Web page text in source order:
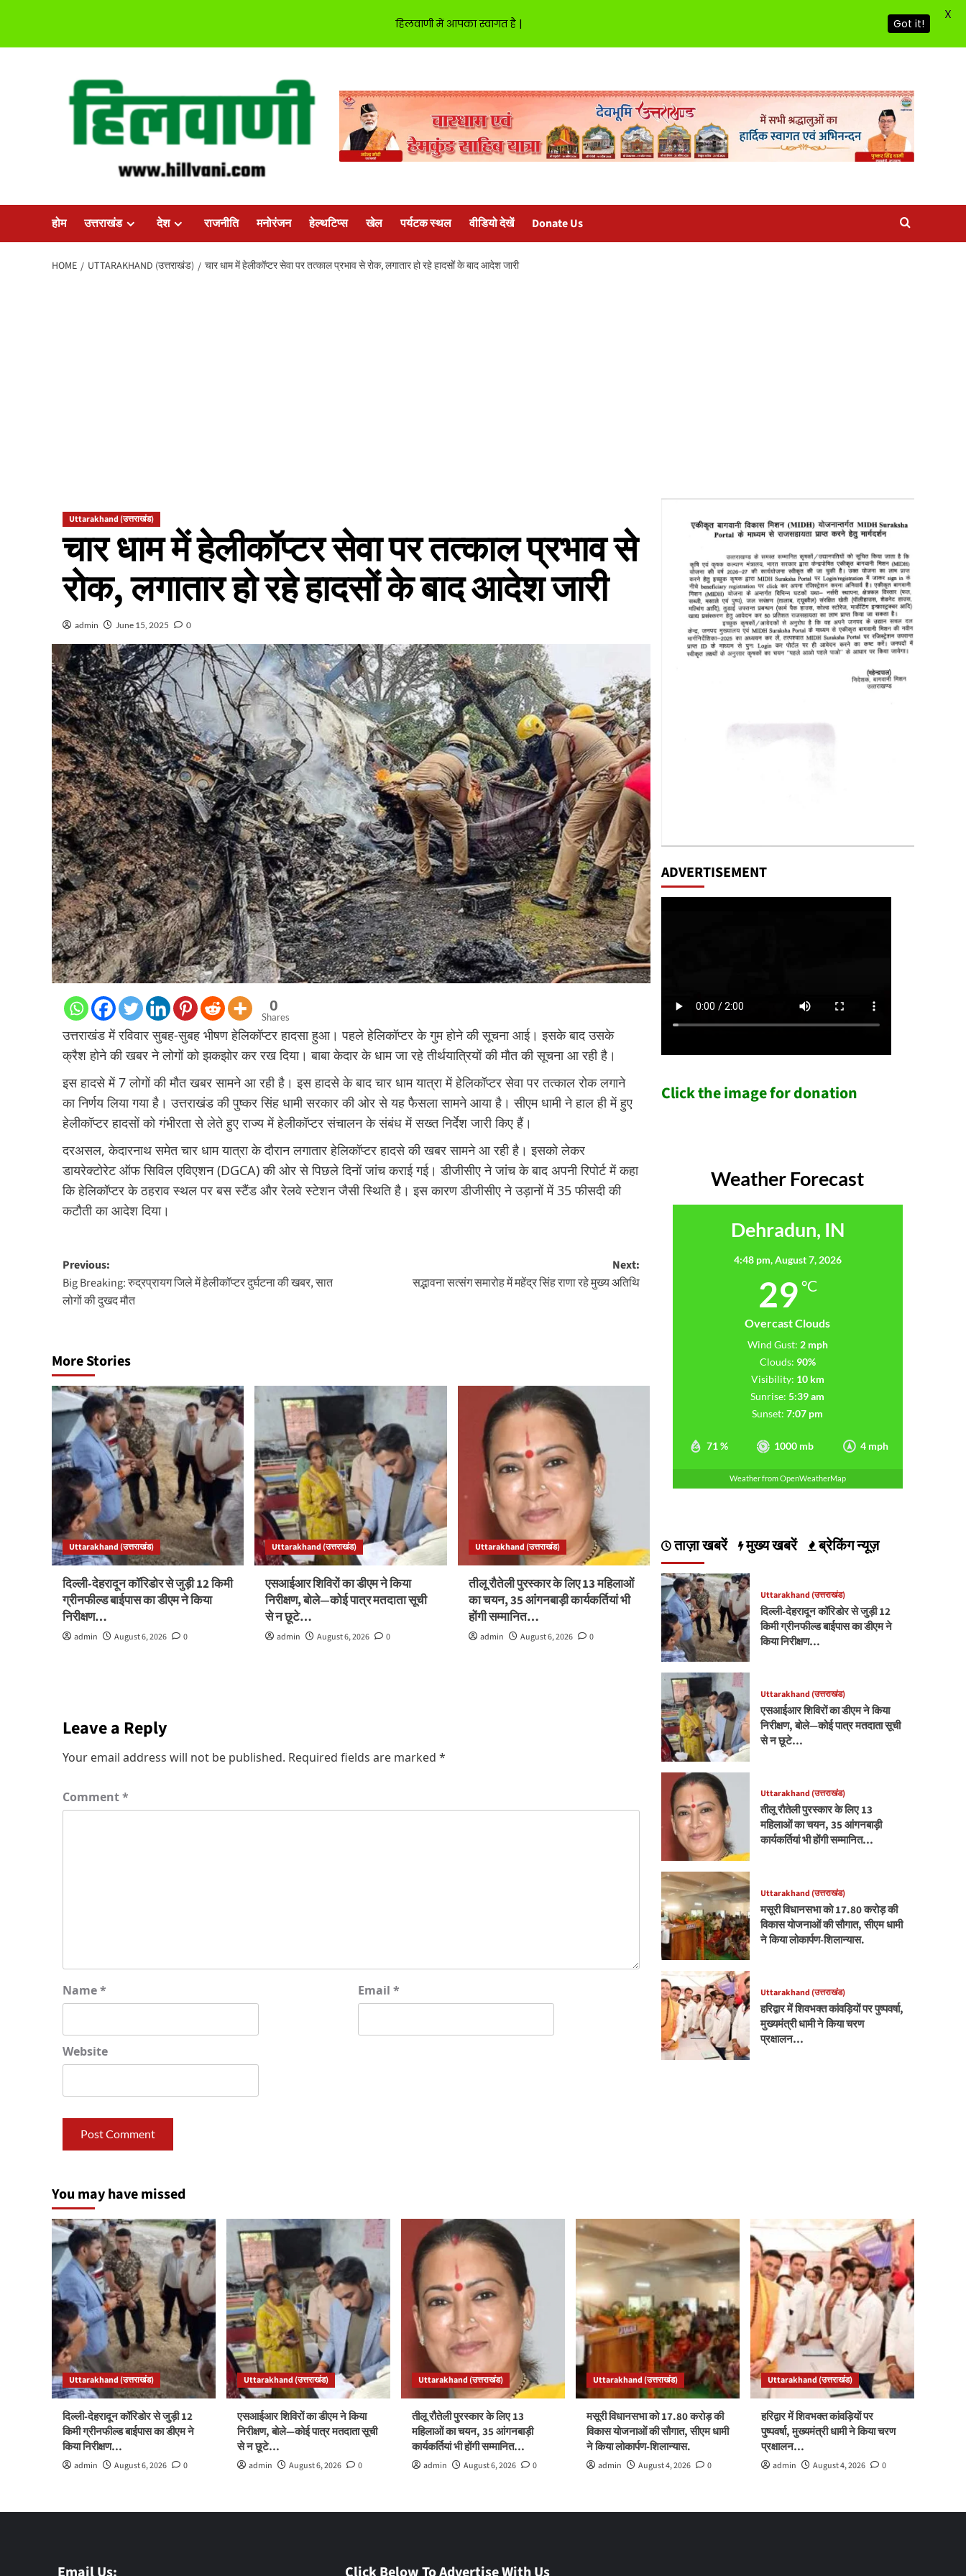
होम उत्तराखंड देश राजनीति मनोरंजन हेल्थटिप्स खेल पर्यटक स्थल वीडियो देखें Donate Us
HOME UTTARAKHAND (उत्तराखंड) चार धाम में हेलीकॉप्टर सेवा पर तत्काल प्रभाव से रोक, लगातार हो रहे हादसों के बाद आदेश जारी
Uttarakhand (उत्तराखंड)
चार धाम में हेलीकॉप्टर सेवा पर तत्काल प्रभाव से
रोक, लगातार हो रहे हादसों के बाद आदेश जारी
admin June 15, 2025 0
0
Shares
उत्तराखंड में रविवार सुबह-सुबह भीषण हेलिकॉप्टर हादसा हुआ। पहले हेलिकॉप्टर के गुम होने की सूचना आई। इसके बाद उसके
क्रैश होने की खबर ने लोगों को झकझोर कर रख दिया। बाबा केदार के धाम जा रहे तीर्थयात्रियों की मौत की सूचना आ रही है।
इस हादसे में 7 लोगों की मौत खबर सामने आ रही है। इस हादसे के बाद चार धाम यात्रा में हेलिकॉप्टर सेवा पर तत्काल रोक लगाने
का निर्णय लिया गया है। उत्तराखंड की पुष्कर सिंह धामी सरकार की ओर से यह फैसला सामने आया है। सीएम धामी ने हाल ही में हुए
हेलीकॉप्टर हादसों को गंभीरता से लेते हुए राज्य में हेलीकॉप्टर संचालन के संबंध में सख्त निर्देश जारी किए हैं।
दरअसल, केदारनाथ समेत चार धाम यात्रा के दौरान लगातार हेलिकॉप्टर हादसे की खबर सामने आ रही है। इसको लेकर
डायरेक्टोरेट ऑफ सिविल एविएशन (DGCA) की ओर से पिछले दिनों जांच कराई गई। डीजीसीए ने जांच के बाद अपनी रिपोर्ट में कहा
कि हेलिकॉप्टर के ठहराव स्थल पर बस स्टैंड और रेलवे स्टेशन जैसी स्थिति है। इस कारण डीजीसीए ने उड़ानों में 35 फीसदी की
कटौती का आदेश दिया।
Post
navigation
Previous:
Big Breaking: रुद्रप्रायग जिले में हेलीकॉप्टर दुर्घटना की खबर, सात
लोगों की दुखद मौत
Next:
सद्भावना सत्संग समारोह में महेंद्र सिंह राणा रहे मुख्य अतिथि
More Stories
Uttarakhand (उत्तराखंड)
दिल्ली-देहरादून कॉरिडोर से जुड़ी 12 किमी
ग्रीनफील्ड बाईपास का डीएम ने किया
निरीक्षण…
admin August 6, 2026 0
Uttarakhand (उत्तराखंड)
एसआईआर शिविरों का डीएम ने किया
निरीक्षण, बोले—कोई पात्र मतदाता सूची
से न छूटे…
admin August 6, 2026 0
Uttarakhand (उत्तराखंड)
तीलू रौतेली पुरस्कार के लिए 13 महिलाओं
का चयन, 35 आंगनबाड़ी कार्यकर्तियां भी
होंगी सम्मानित…
admin August 6, 2026 0
Leave a Reply
Your email address will not be published. Required fields are marked *
Comment*
Name* Email*
Website
ADVERTISEMENT
Click the image for donation
Weather Forecast
Dehradun, IN
4:48 pm,August 7, 2026
29 °C
Overcast Clouds
71 % 1000 mb 4 mph
Wind Gust: 2 mph
Clouds: 90%
Visibility: 10 km
Sunrise: 5:39 am
Sunset: 7:07 pm
Weather from OpenWeatherMap
ताज़ा खबरें मुख्य खबरें ब्रेकिंग न्यूज़
Uttarakhand (उत्तराखंड)
दिल्ली-देहरादून कॉरिडोर से जुड़ी 12
किमी ग्रीनफील्ड बाईपास का डीएम ने
किया निरीक्षण…
Uttarakhand (उत्तराखंड)
एसआईआर शिविरों का डीएम ने किया
निरीक्षण, बोले—कोई पात्र मतदाता सूची
से न छूटे…
Uttarakhand (उत्तराखंड)
तीलू रौतेली पुरस्कार के लिए 13
महिलाओं का चयन, 35 आंगनबाड़ी
कार्यकर्तियां भी होंगी सम्मानित…
Uttarakhand (उत्तराखंड)
मसूरी विधानसभा को 17.80 करोड़ की
विकास योजनाओं की सौगात, सीएम धामी
ने किया लोकार्पण-शिलान्यास.
Uttarakhand (उत्तराखंड)
हरिद्वार में शिवभक्त कांवड़ियों पर पुष्पवर्षा,
मुख्यमंत्री धामी ने किया चरण
प्रक्षालन…
You may have missed
Uttarakhand (उत्तराखंड)
दिल्ली-देहरादून कॉरिडोर से जुड़ी 12
किमी ग्रीनफील्ड बाईपास का डीएम ने
किया निरीक्षण…
admin August 6, 2026 0
Uttarakhand (उत्तराखंड)
एसआईआर शिविरों का डीएम ने किया
निरीक्षण, बोले—कोई पात्र मतदाता सूची
से न छूटे…
admin August 6, 2026 0
Uttarakhand (उत्तराखंड)
तीलू रौतेली पुरस्कार के लिए 13
महिलाओं का चयन, 35 आंगनबाड़ी
कार्यकर्तियां भी होंगी सम्मानित…
admin August 6, 2026 0
Uttarakhand (उत्तराखंड)
मसूरी विधानसभा को 17.80 करोड़ की
विकास योजनाओं की सौगात, सीएम धामी
ने किया लोकार्पण-शिलान्यास.
admin August 4, 2026 0
Uttarakhand (उत्तराखंड)
हरिद्वार में शिवभक्त कांवड़ियों पर
पुष्पवर्षा, मुख्यमंत्री धामी ने किया चरण
प्रक्षालन…
admin August 4, 2026 0
हिलवाणी में आपका स्वागत है | Got it!
X